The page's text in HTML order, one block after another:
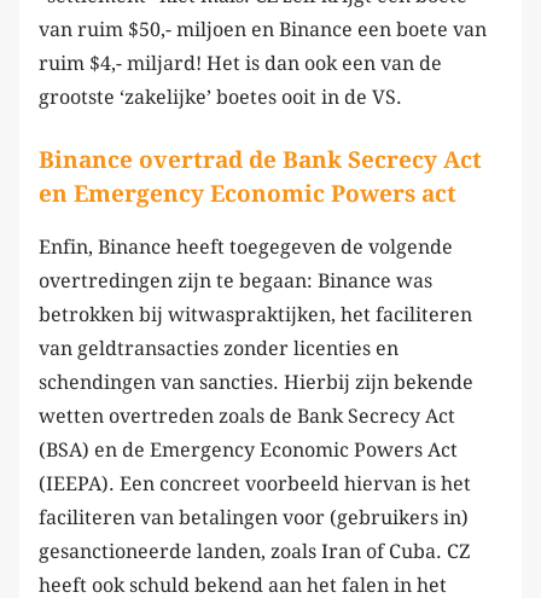
van ruim $50,- miljoen en Binance een boete van
ruim $4,- miljard! Het is dan ook een van de
grootste ‘zakelijke’ boetes ooit in de VS.
Binance overtrad de Bank Secrecy Act
en Emergency Economic Powers act
Enfin, Binance heeft toegegeven de volgende
overtredingen zijn te begaan: Binance was
betrokken bij witwaspraktijken, het faciliteren
van geldtransacties zonder licenties en
schendingen van sancties. Hierbij zijn bekende
wetten overtreden zoals de Bank Secrecy Act
(BSA) en de Emergency Economic Powers Act
(IEEPA). Een concreet voorbeeld hiervan is het
faciliteren van betalingen voor (gebruikers in)
gesanctioneerde landen, zoals Iran of Cuba. CZ
heeft ook schuld bekend aan het falen in het